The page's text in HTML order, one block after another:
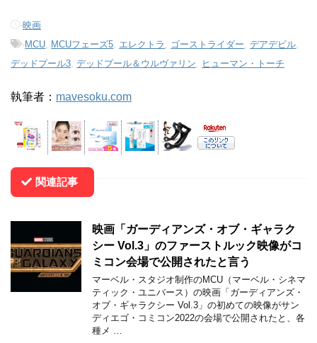
-映画
-MCU MCUフェーズ5 エレクトラ ゴーストライダー ,デアデビル
デッドプール3 デッドプール＆ウルヴァリン ヒューマン・トーチ
執筆者： mavesoku.com
関連記事
映画「ガーディアンズ・オブ・ギャラク
シー Vol.3」のファーストルック映像がコ
ミコン会場で公開されたと言う
マーベル・スタジオ制作のMCU（マーベル・シネマ
ティック・ユニバース）の映画「ガーディアンズ・
オブ・ギャラクシー Vol.3」の初めての映像がサン
ディエゴ・コミコン2022の会場で公開されたと、各
種メ …